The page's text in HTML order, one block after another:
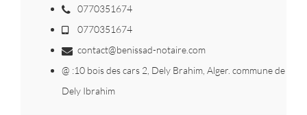
0770351674
0770351674
contact@benissad-notaire.com
@ :10 bois des cars 2, Dely Brahim, Alger. commune de
Dely Ibrahim